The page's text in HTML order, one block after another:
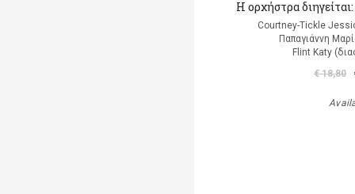
Η ορχήστρα
Courtney-Tickle
Παπαγιάννη
Flint Katy
€ 18,80